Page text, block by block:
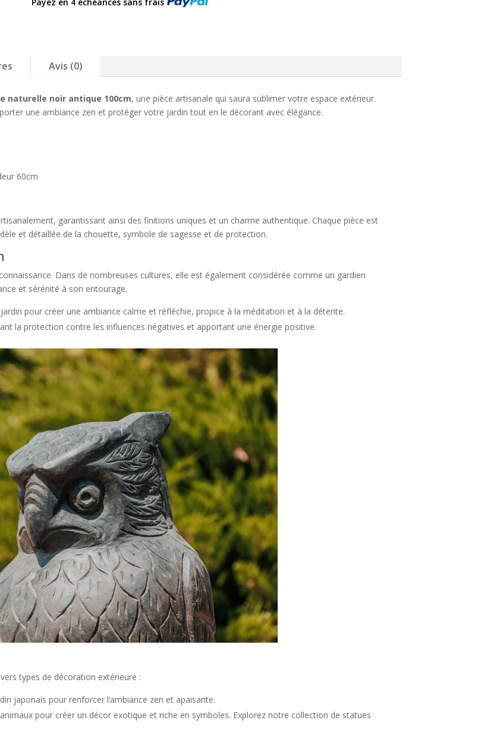
en
100cmAvis (0)
naturelle noir antique 100cm, une pièce artisanale qui saura sublimer votre espace extérieur.
une ambiance zen et protéger votre jardin tout en le décorant avec élégance.
60cm
garantissant ainsi des finitions uniques et un charme authentique. Chaque pièce est
et détaillée de la chouette, symbole de sagesse et de protection.
Dans de nombreuses cultures, elle est également considérée comme un gardien
et sérénité à son entourage.
pour créer une ambiance calme et réfléchie, propice à la méditation et à la détente.
la protection contre les influences négatives et apportant une énergie positive.
types de décoration extérieure :
japonais pour renforcer l’ambiance zen et apaisante.
pour créer un décor exotique et riche en symboles. Explorez notre collection de statues